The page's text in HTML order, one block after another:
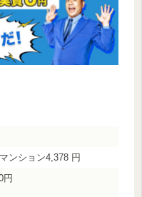
ンション4,378 円
円